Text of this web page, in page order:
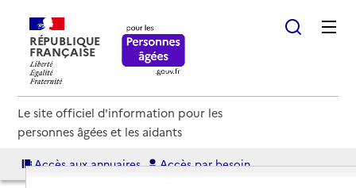
RÉPUBLIQUE
FRANÇAISE
Le site officiel d'information pour les
personnes âgées et les aidants
Accès aux annuaires Accès par besoin